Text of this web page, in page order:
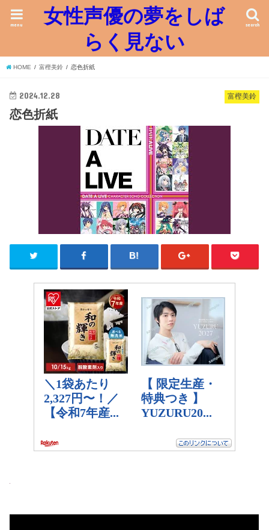
女性声優の夢をしば
らく見ない
search
menu
HOME 富樫美鈴 恋色折紙
富樫美鈴
2024.12.28
恋色折紙